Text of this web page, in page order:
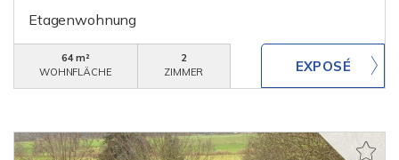
Etagenwohnung
64 m²
WOHNFLÄCHE
2
ZIMMER